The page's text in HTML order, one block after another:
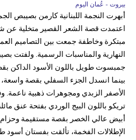
بيروت - عُمان اليوم
أبهرت النجمة اللبنانية كارمن بصيبص
اعتمدت قصة الشعر القصير متخلية عن
مبتكرة وخاطفة جمعت بين التصاميم
النهارية والمناسبات الرسمية. ولفتت
جمبسوت طويل باللون الأسود الداكن
بينما انسدل الجزء السفلي بقصة
الأصفر الزبدي ومجوهرات ذهبية ناعمة.
تريكو باللون البيج الوردي بفتحة عنق
أبيض عالي الخصر بقصة مستقيمة وحزام
الإطلالات الفخمة، تألقت بفستان أسود